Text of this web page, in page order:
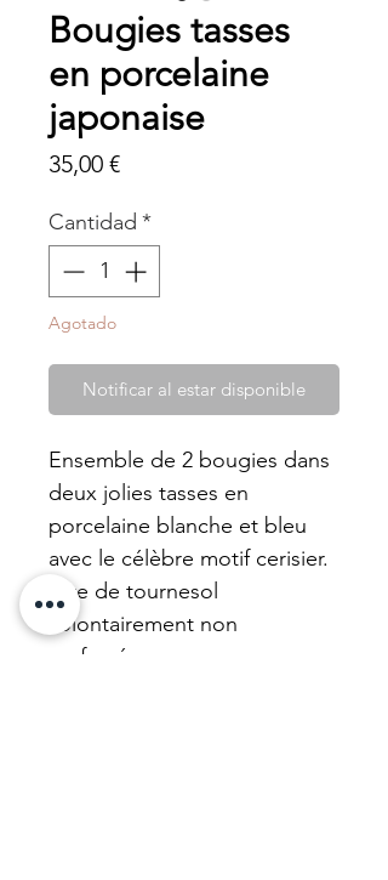
Bougies tasses
en porcelaine
japonaise
35,00 €Precio
Cantidad *
Agotado
Notificar al estar disponible
Ensemble de 2 bougies dans
deux jolies tasses en
porcelaine blanche et bleu
avec le célèbre motif cerisier.
Cire de tournesol
volontairement non
parfumée.